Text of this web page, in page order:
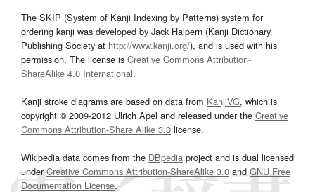
The SKIP (System of Kanji Indexing by Patterns) system for
ordering kanji was developed by Jack Halpern (Kanji Dictionary
Publishing Society at http://www.kanji.org/), and is used with his
permission. The license is Creative Commons Attribution-
ShareAlike 4.0 International.
Kanji stroke diagrams are based on data from KanjiVG, which is
copyright © 2009-2012 Ulrich Apel and released under the Creative
Commons Attribution-Share Alike 3.0 license.
Wikipedia data comes from the DBpedia project and is dual licensed
underCreative Commons Attribution-ShareAlike 3.0and GNU Free
Documentation License.